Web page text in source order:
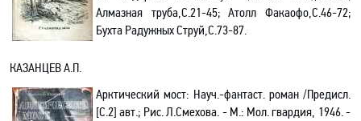
Алмазная труба,С.21-45; Атолл Факаофо,С.46-72;
Бухта Радужных Струй,С.73-87.
КАЗАНЦЕВ А.П.
Арктический мост: Науч.-фантаст. роман /Предисл.
[С.2] авт.; Рис. Л.Смехова. - М.: Мол. гвардия, 1946. -